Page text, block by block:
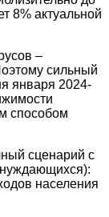
8% актуальной
–
сильный
января 2024-
способом
сценарий с
населения